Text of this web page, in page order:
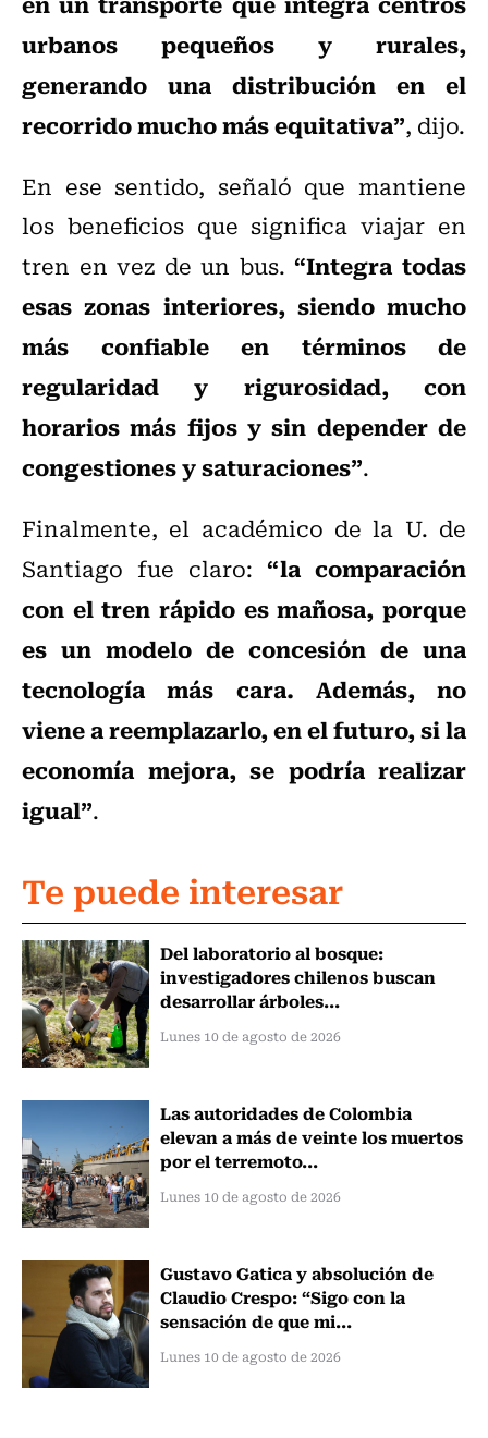
urbanos pequeños y rurales,
generando una distribución en el
recorrido mucho más equitativa”, dijo.
En ese sentido, señaló que mantiene
los beneficios que significa viajar en
tren en vez de un bus.“Integra todas
esas zonas interiores, siendo mucho
más confiable en términos de
regularidad y rigurosidad, con
horarios más fijos y sin depender de
congestiones y saturaciones”.
Finalmente, el académico de la U. de
Santiago fue claro: “la comparación
con el tren rápido es mañosa, porque
es un modelo de concesión de una
tecnología más cara. Además, no
viene a reemplazarlo, en el futuro, si la
economía mejora, se podría realizar
igual”.
Te puede interesar
Del laboratorio al bosque:
investigadores chilenos buscan
desarrollar árboles...
Lunes 10 de agosto de 2026
Las autoridades de Colombia
elevan a más de veinte los muertos
por el terremoto...
Lunes 10 de agosto de 2026
Gustavo Gatica y absolución de
Claudio Crespo: “Sigo con la
sensación de que mi...
Lunes 10 de agosto de 2026